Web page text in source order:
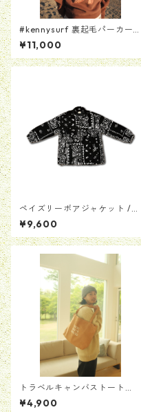
#kennysurf 裏起毛パーカー
[ブラウン]
¥11,000
ペイズリーボアジャケット /
ブラック
¥9,600
トラベルキャンバストート
【キャメル】
¥4,900